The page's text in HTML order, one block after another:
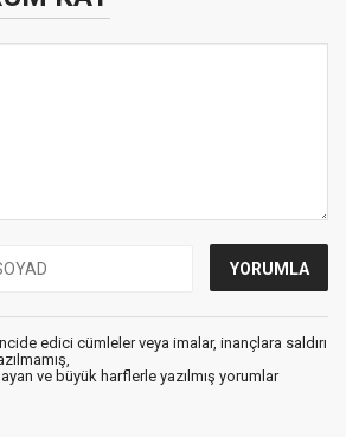
edici cümleler veya imalar, inançlara saldırı
ve büyük harflerle yazılmış yorumlar